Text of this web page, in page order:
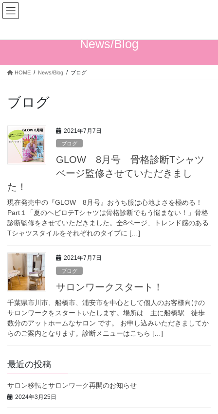
コ
ン
ス
ナ
ビ
ン
News/Blog
HOME News/Blog ブログ
ブログ
2021年7月7日
ブログ
GLOW 8月号 骨格診断Tシャツ
ページ監修させていただきまし
た！
現在発売中の『GLOW 8月号』おうち服は心地よさを極める！
Part１「夏のヘビロテTシャツは骨格診断でもう悩まない！」骨格
診断監修をさせていただきました。全8ページ、トレンド感のある
Tシャツスタイルをそれぞれのタイプに […]
2021年7月7日
ブログ
サロンワークスタート！
千葉県市川市、船橋市、浦安市を中心として個人のお客様向けの
サロンワークをスタートいたします。場所は 主に船橋駅 徒歩
数分のアットホームなサロン です。 お申し込みいただきましてか
らのご案内となります。診断メニューはこちら […]
最近の投稿
サロン移転とサロンワーク再開のお知らせ
2024年3月25日